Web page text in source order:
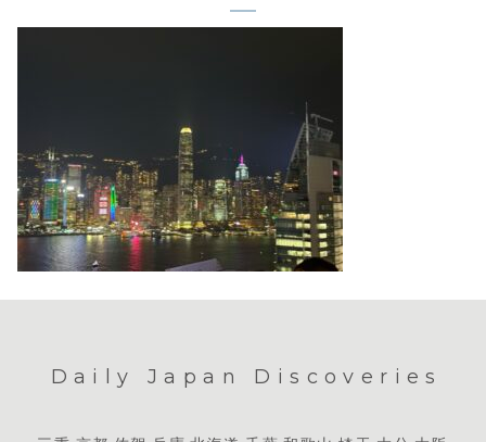
Daily Japan Discoveries